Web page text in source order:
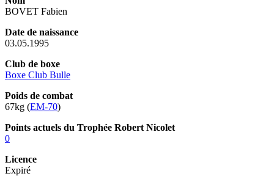
BOVET Fabien
Date de naissance
03.05.1995
Club de boxe
Boxe Club Bulle
Poids de combat
67kg (EM-70)
Points actuels du Trophée Robert Nicolet
0
Licence
Expiré